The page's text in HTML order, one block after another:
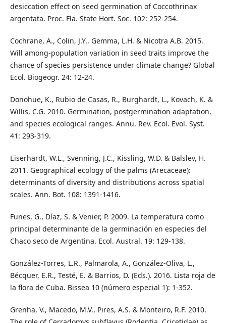
desiccation effect on seed germination of Coccothrinax
argentata. Proc. Fla. State Hort. Soc. 102: 252-254.
Cochrane, A., Colin, J.Y., Gemma, L.H. & Nicotra A.B. 2015.
Will among-population variation in seed traits improve the
chance of species persistence under climate change? Global
Ecol. Biogeogr. 24: 12-24.
Donohue, K., Rubio de Casas, R., Burghardt, L., Kovach, K. &
Willis, C.G. 2010. Germination, postgermination adaptation,
and species ecological ranges. Annu. Rev. Ecol. Evol. Syst.
41: 293-319.
Eiserhardt, W.L., Svenning, J.C., Kissling, W.D. & Balslev, H.
2011. Geographical ecology of the palms (Arecaceae):
determinants of diversity and distributions across spatial
scales. Ann. Bot. 108: 1391-1416.
Funes, G., Díaz, S. & Venier, P. 2009. La temperatura como
principal determinante de la germinación en especies del
Chaco seco de Argentina. Ecol. Austral. 19: 129-138.
González-Torres, L.R., Palmarola, A., González-Oliva, L.,
Bécquer, E.R., Testé, E. & Barrios, D. (Eds.). 2016. Lista roja de
la flora de Cuba. Bissea 10 (número especial 1): 1-352.
Grenha, V., Macedo, M.V., Pires, A.S. & Monteiro, R.F. 2010.